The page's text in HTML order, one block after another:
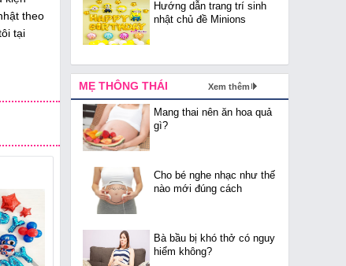
theo
tại
Hướng dẫn trang trí sinh
nhật chủ đề Minions
MẸ THÔNG THÁI Xem thêm
Mang thai nên ăn hoa quả
gì?
Cho bé nghe nhạc như thế
nào mới đúng cách
Bà bầu bị khó thở có nguy
hiểm không?